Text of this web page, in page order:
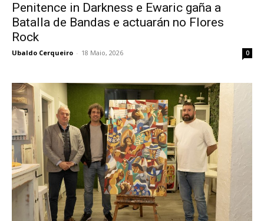
Penitence in Darkness e Ewaric gaña a
Batalla de Bandas e actuarán no Flores
Rock
Ubaldo Cerqueiro - 18 Maio, 2026 0